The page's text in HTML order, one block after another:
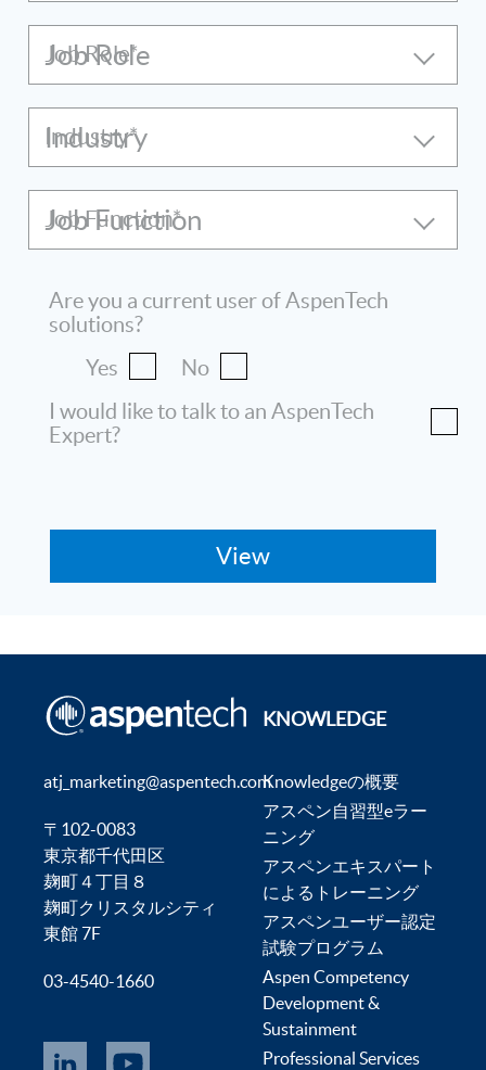
Job Role
Industry
Job Function
Are you a current user of AspenTech
solutions?
Yes
No
I would like to talk to an AspenTech
Expert?
atj_marketing@aspentech.com
〒102-0083
東京都千代田区
麹町４丁目８
麹町クリスタルシティ
東館 7F
03-4540-1660
KNOWLEDGE
Knowledgeの概要
アスペン自習型eラー
ニング
アスペンエキスパート
によるトレーニング
アスペンユーザー認定
試験プログラム
Aspen Competency
Development &
Sustainment
Professional Services